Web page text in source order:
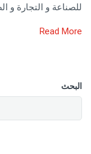
للصناعة و التجارة و
Read More
البحث